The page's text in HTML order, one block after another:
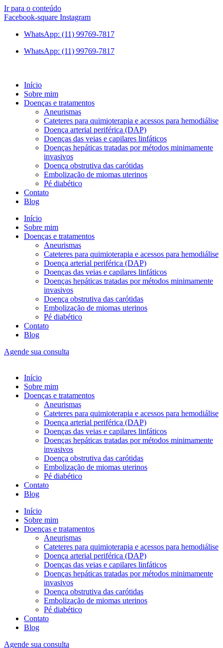
Ir para o conteúdo
Facebook-square Instagram
WhatsApp: (11) 99769-7817
WhatsApp: (11) 99769-7817
Início
Sobre mim
Doenças e tratamentos
Aneurismas
Cateteres para quimioterapia e acessos para hemodiálise
Doença arterial periférica (DAP)
Doenças das veias e capilares linfáticos
Doenças hepáticas tratadas por métodos minimamente
invasivos
Doença obstrutiva das carótidas
Embolização de miomas uterinos
Pé diabético
Contato
Blog
Início
Sobre mim
Doenças e tratamentos
Aneurismas
Cateteres para quimioterapia e acessos para hemodiálise
Doença arterial periférica (DAP)
Doenças das veias e capilares linfáticos
Doenças hepáticas tratadas por métodos minimamente
invasivos
Doença obstrutiva das carótidas
Embolização de miomas uterinos
Pé diabético
Contato
Blog
Agende sua consulta
Início
Sobre mim
Doenças e tratamentos
Aneurismas
Cateteres para quimioterapia e acessos para hemodiálise
Doença arterial periférica (DAP)
Doenças das veias e capilares linfáticos
Doenças hepáticas tratadas por métodos minimamente
invasivos
Doença obstrutiva das carótidas
Embolização de miomas uterinos
Pé diabético
Contato
Blog
Início
Sobre mim
Doenças e tratamentos
Aneurismas
Cateteres para quimioterapia e acessos para hemodiálise
Doença arterial periférica (DAP)
Doenças das veias e capilares linfáticos
Doenças hepáticas tratadas por métodos minimamente
invasivos
Doença obstrutiva das carótidas
Embolização de miomas uterinos
Pé diabético
Contato
Blog
Agende sua consulta